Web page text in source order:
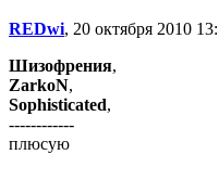
REDwi, 20 октября 2010
Шизофрения,
ZarkoN,
Sophisticated,
------------
плюсую